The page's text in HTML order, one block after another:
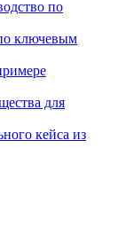
по
ключевым
для
кейса из